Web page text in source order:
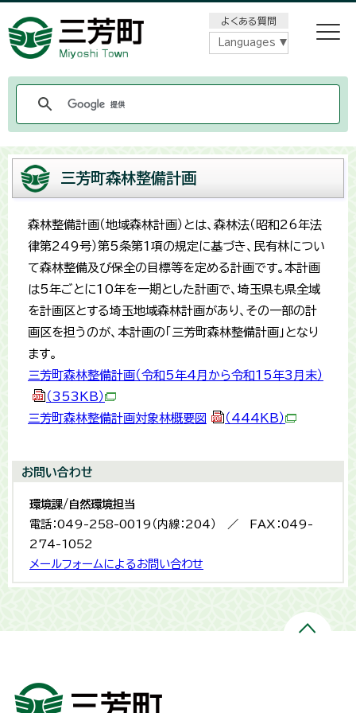
よくある質問
Languages
三芳町森林整備計画
森林整備計画（地域森林計画）とは、森林法（昭和26年法
律第249号）第5条第1項の規定に基づき、民有林につい
て森林整備及び保全の目標等を定める計画です。本計画
は5年ごとに10年を一期とした計画で、埼玉県も県全域
を計画区とする埼玉地域森林計画があり、その一部の計
画区を担うのが、本計画の「三芳町森林整備計画」となり
ます。
三芳町森林整備計画（令和5年4月から令和15年3月末）
（353KB）
三芳町森林整備計画対象林概要図
（444KB）
お問い合わせ
環境課/自然環境担当
電話：049-258-0019（内線：204） ／ FAX：049-
274-1052
メールフォームによるお問い合わせ